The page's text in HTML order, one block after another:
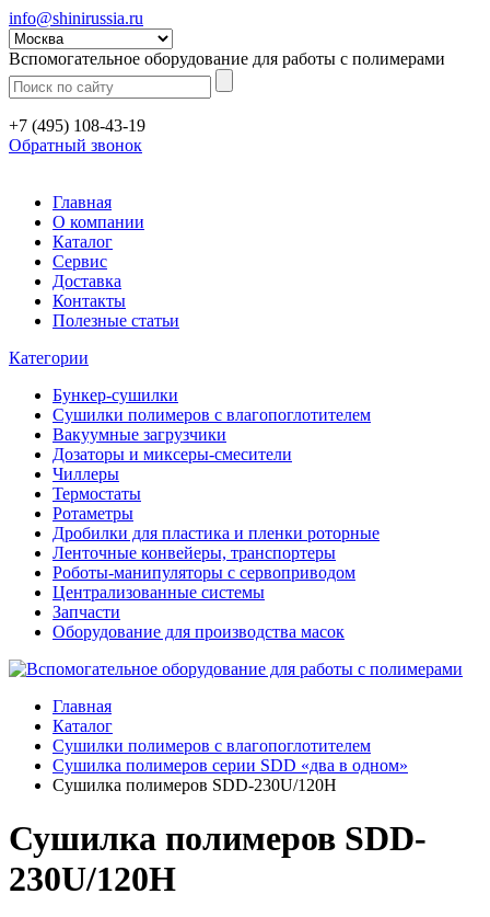
info@shinirussia.ru
Вспомогательное оборудование для работы с полимерами
+7 (495) 108-43-19
Обратный звонок
Главная
О компании
Каталог
Сервис
Доставка
Контакты
Полезные статьи
Категории
Бункер-сушилки
Сушилки полимеров с влагопоглотителем
Вакуумные загрузчики
Дозаторы и миксеры-смесители
Чиллеры
Термостаты
Ротаметры
Дробилки для пластика и пленки роторные
Ленточные конвейеры, транспортеры
Роботы-манипуляторы с сервоприводом
Централизованные системы
Запчасти
Оборудование для производства масок
Главная
Каталог
Сушилки полимеров с влагопоглотителем
Сушилка полимеров серии SDD «два в одном»
Сушилка полимеров SDD-230U/120H
Сушилка полимеров SDD-
230U/120H